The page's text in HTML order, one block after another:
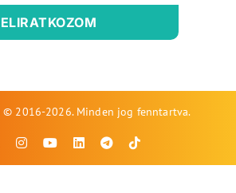
© 2016-2026. Minden jog fenntartva.